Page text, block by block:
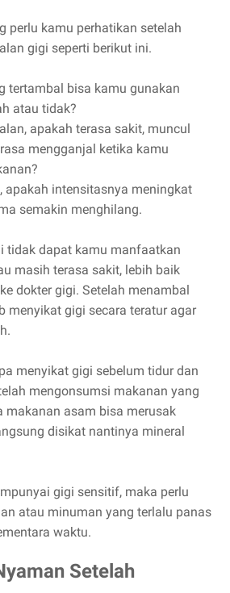
perlu kamu perhatikan setelah
gigi seperti berikut ini.
tertambal bisa kamu gunakan
atau tidak?
apakah terasa sakit, muncul
mengganjal ketika kamu
apakah intensitasnya meningkat
semakin menghilang.
tidak dapat kamu manfaatkan
masih terasa sakit, lebih baik
dokter gigi. Setelah menambal
menyikat gigi secara teratur agar
menyikat gigi sebelum tidur dan
mengonsumsi makanan yang
makanan asam bisa merusak
disikat nantinya mineral
gigi sensitif, maka perlu
atau minuman yang terlalu panas
waktu.
Setelah